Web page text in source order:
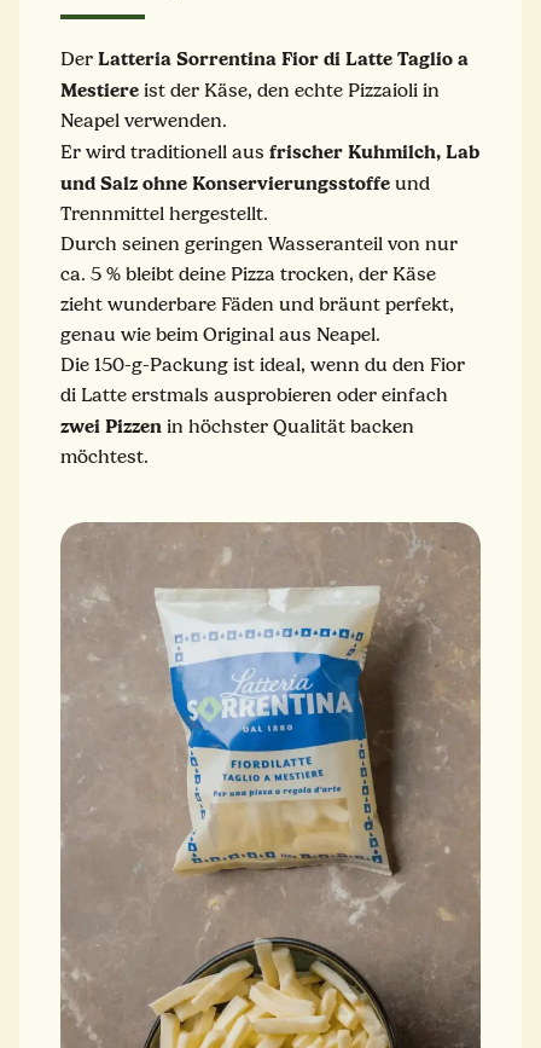
Der Latteria Sorrentina Fior di Latte Taglio a
Mestiere ist der Käse, den echte Pizzaioli in
Neapel verwenden.
Er wird traditionell aus frischer Kuhmilch, Lab
und Salz ohne Konservierungsstoffe und
Trennmittel hergestellt.
Durch seinen geringen Wasseranteil von nur
ca. 5 % bleibt deine Pizza trocken, der Käse
zieht wunderbare Fäden und bräunt perfekt,
genau wie beim Original aus Neapel.
Die 150-g-Packung ist ideal, wenn du den Fior
di Latte erstmals ausprobieren oder einfach
zwei Pizzen in höchster Qualität backen
möchtest.